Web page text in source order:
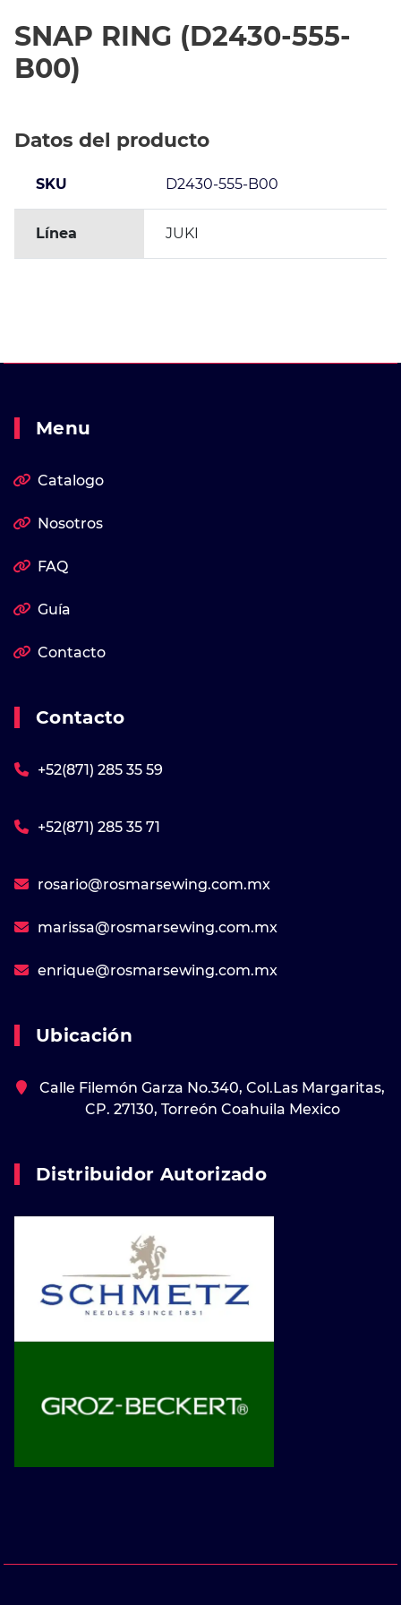
SNAP RING (D2430-555-
B00)
Datos del producto
SKU D2430-555-B00
Línea JUKI
Menu
Catalogo
Nosotros
FAQ
Guía
Contacto
Contacto
+52(871) 285 35 59
+52(871) 285 35 71
rosario@rosmarsewing.com.mx
marissa@rosmarsewing.com.mx
enrique@rosmarsewing.com.mx
Ubicación
Calle Filemón Garza No.340, Col.Las Margaritas,
CP. 27130, Torreón Coahuila Mexico
Distribuidor Autorizado